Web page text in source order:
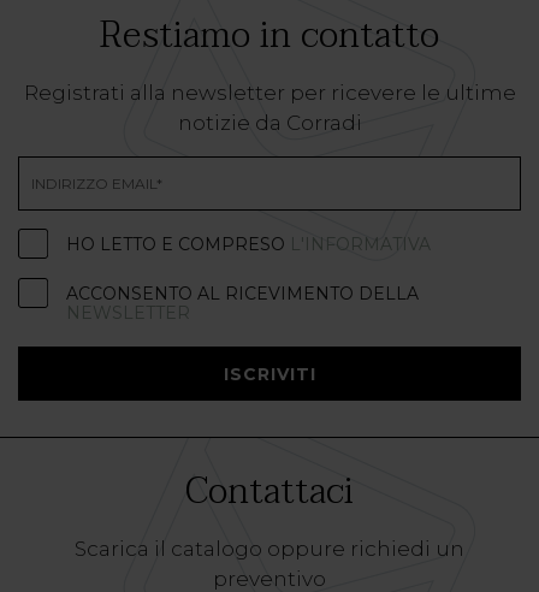
Restiamo in contatto
Registrati alla newsletter per ricevere le ultime
notizie da Corradi
HO LETTO E COMPRESO L'INFORMATIVA
ACCONSENTO AL RICEVIMENTO DELLA
NEWSLETTER
ISCRIVITI
Contattaci
Scarica il catalogo oppure richiedi un
preventivo